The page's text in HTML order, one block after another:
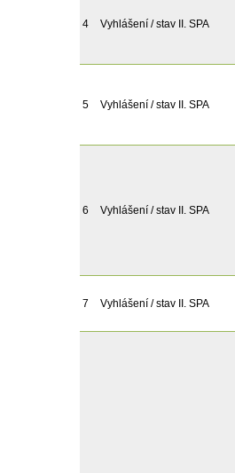
4 Vyhlášení / stav II. SPA
5 Vyhlášení / stav II. SPA
6 Vyhlášení / stav II. SPA
7 Vyhlášení / stav II. SPA